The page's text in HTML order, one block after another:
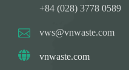
+84 (028) 3778 0589
vws@vnwaste.com
vnwaste.com